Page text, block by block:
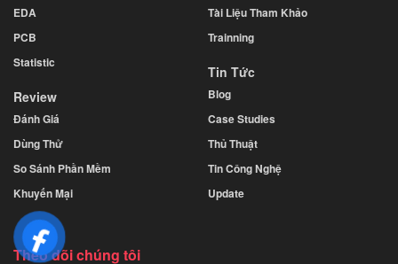
EDA
PCB
Statistic
Review
Đánh Giá
Dùng Thử
So Sánh Phần Mềm
Khuyến Mại
Tài Liệu Tham Khảo
Trainning
Tin Tức
Blog
Case Studies
Thủ Thuật
Tin Công Nghệ
Update
Theo dõi chúng tôi